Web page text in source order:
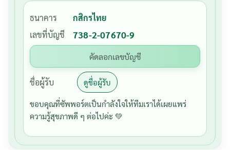
ธนาคาร
กสิกรไทย
เลขที่บัญชี
738-2-07670-9
คัดลอกเลขบัญชี
ชื่อผู้รับ ดูชื่อผู้รับ
ขอบคุณที่ซัพพอร์ตเป็นกำลังใจให้ทีมเราได้เผยแพร่
ความรู้สุขภาพดี ๆ ต่อไปค่ะ 💚